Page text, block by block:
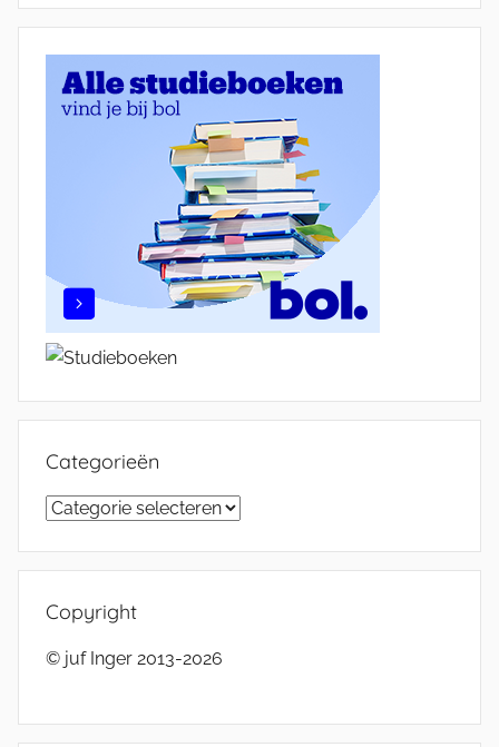
Categorieën
Categorieën
Copyright
© juf Inger 2013-2026